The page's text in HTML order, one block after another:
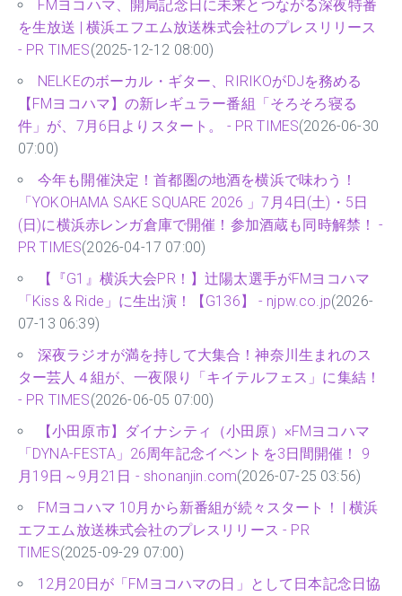
FMヨコハマ、開局記念日に未来とつながる深夜特番
を生放送 | 横浜エフエム放送株式会社のプレスリリース
- PR TIMES(2025-12-12 08:00)
NELKEのボーカル・ギター、RIRIKOがDJを務める
【FMヨコハマ】の新レギュラー番組「そろそろ寝る
件」が、7月6日よりスタート。 - PR TIMES(2026-06-30
07:00)
今年も開催決定！首都圏の地酒を横浜で味わう！
「YOKOHAMA SAKE SQUARE 2026 」7月4日(土)・5日
(日)に横浜赤レンガ倉庫で開催！参加酒蔵も同時解禁！ -
PR TIMES(2026-04-17 07:00)
【『G1』横浜大会PR！】辻陽太選手がFMヨコハマ
「Kiss & Ride」に生出演！【G136】 - njpw.co.jp(2026-
07-13 06:39)
深夜ラジオが満を持して大集合！神奈川生まれのス
ター芸人４組が、一夜限り「キイテルフェス」に集結！
- PR TIMES(2026-06-05 07:00)
【小田原市】ダイナシティ（小田原）×FMヨコハマ
「DYNA-FESTA」26周年記念イベントを3日間開催！ 9
月19日～9月21日 - shonanjin.com(2026-07-25 03:56)
FMヨコハマ 10月から新番組が続々スタート！ | 横浜
エフエム放送株式会社のプレスリリース - PR
TIMES(2025-09-29 07:00)
12月20日が「FMヨコハマの日」として日本記念日協